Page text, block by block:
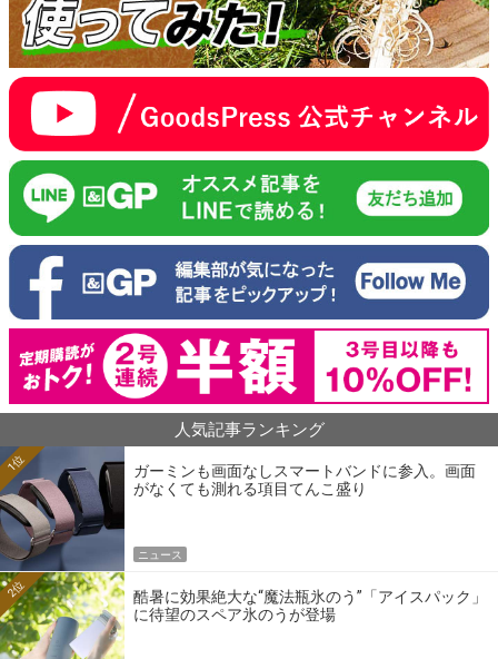
人気記事ランキング
ガーミンも画面なしスマートバンドに参入。画面
がなくても測れる項目てんこ盛り
1位
ニュース
酷暑に効果絶大な“魔法瓶氷のう”「アイスパック」
に待望のスペア氷のうが登場
2位